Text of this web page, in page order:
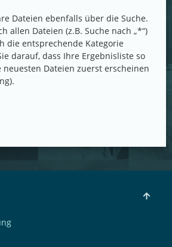
Dateien ebenfalls über die Suche.
allen Dateien (z.B. Suche nach „*“)
die entsprechende Kategorie
darauf, dass Ihre Ergebnisliste so
Dateien zuerst erscheinen